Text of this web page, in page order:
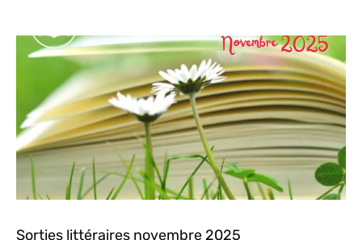
Sorties littéraires novembre 2025